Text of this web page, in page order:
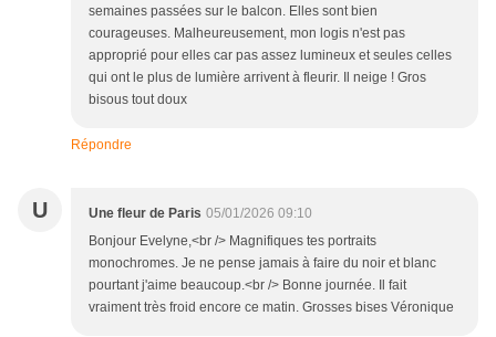
semaines passées sur le balcon. Elles sont bien
courageuses. Malheureusement, mon logis n'est pas
approprié pour elles car pas assez lumineux et seules celles
qui ont le plus de lumière arrivent à fleurir. Il neige ! Gros
bisous tout doux
Répondre
U Une fleur de Paris 05/01/2026 09:10
Bonjour Evelyne,<br /> Magnifiques tes portraits
monochromes. Je ne pense jamais à faire du noir et blanc
pourtant j'aime beaucoup.<br /> Bonne journée. Il fait
vraiment très froid encore ce matin. Grosses bises Véronique